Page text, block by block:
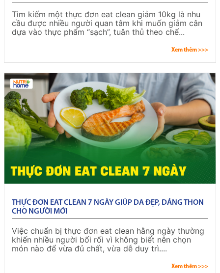
Tìm kiếm một thực đơn eat clean giảm 10kg là nhu
cầu được nhiều người quan tâm khi muốn giảm cân
dựa vào thực phẩm “sạch”, tuân thủ theo chế...
Xem thêm >>>
THỰC ĐƠN EAT CLEAN 7 NGÀY GIÚP DA ĐẸP, DÁNG THON
CHO NGƯỜI MỚI
Việc chuẩn bị thực đơn eat clean hằng ngày thường
khiến nhiều người bối rối vì không biết nên chọn
món nào để vừa đủ chất, vừa dễ duy trì....
Xem thêm >>>